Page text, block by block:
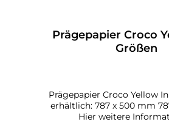
Prägepapier Croco
Größen
Prägepapier Croco Yellow In zwei Größen
erhältlich: 787 x 500 mm 787 x 1092 mm
Hier weitere